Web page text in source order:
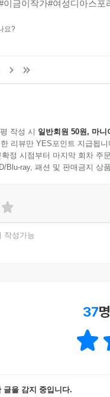
이금이작가#여성디아스
요?
작성 시 일반회원 50원, 마니
리뷰만 YES포인트 지급됩니
정 시점부터 마지막 회차 주
Blu-ray, 패션 및 판매금지 상
작성가능
37
글을 감지 중입니다.